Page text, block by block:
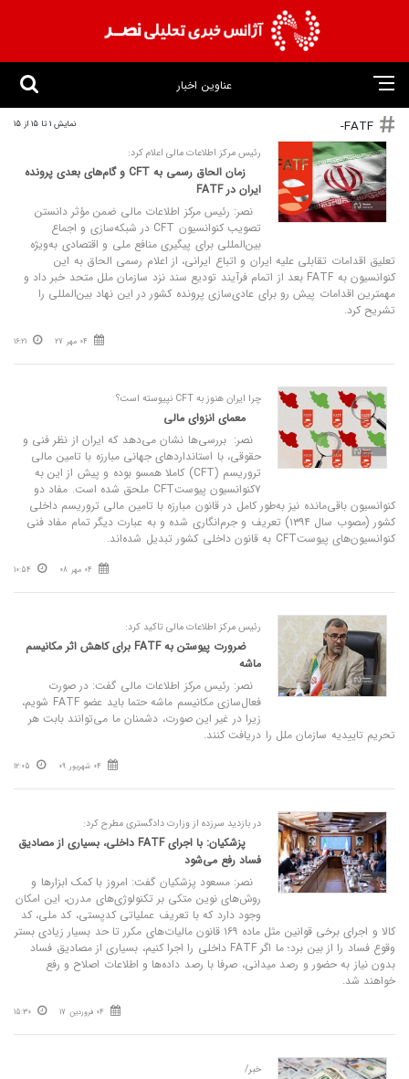
عناوین اخبار
FATF- نمایش 1 تا 15 از 15
رئیس مرکز اطلاعات مالی اعلام کرد:
زمان الحاق رسمی به CFT و گام‌های بعدی پرونده
ایران در FATF
نصر: رئیس مرکز اطلاعات مالی ضمن مؤثر دانستن
تصویب کنوانسیون CFT در شبکه‌سازی‌ و اجماع
بین‌المللی برای پیگیری منافع ملی و اقتصادی به‌ویژه
تعلیق اقدامات تقابلی علیه ایران و اتباع ایرانی، از اعلام رسمی الحاق به این
کنوانسیون به FATF بعد از اتمام فرآیند تودیع سند نزد سازمان ملل متحد خبر داد و
مهمترین اقدامات پیش رو برای عادی‌سازی پرونده کشور در این نهاد بین‌المللی را
تشریح کرد.
04 مهر 27 16:21
چرا ایران هنوز به CFT نپیوسته است؟
معمای انزوای مالی
نصر: بررسی‌ها نشان می‌دهد که ایران از نظر فنی و
حقوقی، با استانداردهای جهانی مبارزه با تامین مالی
تروریسم (CFT) کاملا همسو بوده و پیش از این به
۷کنوانسیون پیوستCFT ملحق شده است. مفاد دو
کنوانسیون باقی‌مانده نیز به‌طور کامل در قانون مبارزه با تامین مالی تروریسم داخلی
کشور (مصوب سال ۱۳۹۴) تعریف و جرم‌انگاری شده و به عبارت دیگر تمام مفاد فنی
کنوانسیون‌های پیوستCFT به قانون داخلی کشور تبدیل شده‌اند.
04 مهر 08 10:54
رئیس مرکز اطلاعات مالی تاکید کرد:
ضرورت پیوستن به FATF برای کاهش اثر مکانیسم
ماشه
نصر: رئیس مرکز اطلاعات مالی گفت:‌ در صورت
فعال‌سازی مکانیسم ماشه حتما باید عضو ‌FATF شویم،
زیرا در غیر این صورت، دشمنان ما می‌توانند بابت هر
تحریم تاییدیه سازمان ملل را دریافت کنند.
04 شهریور 09 12:05
در بازدید سرزده از وزارت دادگستری مطرح کرد:
پزشکیان: با اجرای FATF داخلی، بسیاری از مصادیق
فساد رفع می‌شود
نصر: مسعود پزشکیان گفت: امروز با کمک ابزارها و
روش‌های نوین متکی بر تکنولوژی‌های مدرن، این امکان
وجود دارد که با تعریف عملیاتی کدپستی، کد ملی، کد
کالا و اجرای برخی قوانین مثل ماده ۱۶۹ قانون مالیات‌های مکرر تا حد بسیار زیادی بستر
وقوع فساد را از بین برد؛ ما اگر FATF داخلی را اجرا کنیم، بسیاری از مصادیق فساد
بدون نیاز به حضور و رصد میدانی، صرفا با رصد داده‌ها و اطلاعات اصلاح و رفع
خواهند شد.
04 فروردین 17 15:30
خبر/